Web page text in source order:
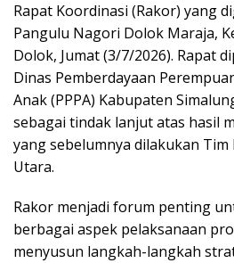
Rapat Koordinasi (Rakor) yang
Pangulu Nagori Dolok Maraja,
Dolok, Jumat (3/7/2026). Rapat
Dinas Pemberdayaan
Anak (PPPA) Kabupaten
sebagai tindak lanjut atas hasil
yang sebelumnya dilakukan Tim
Utara.
Rakor menjadi forum penting
berbagai aspek pelaksanaan
menyusun langkah-langkah